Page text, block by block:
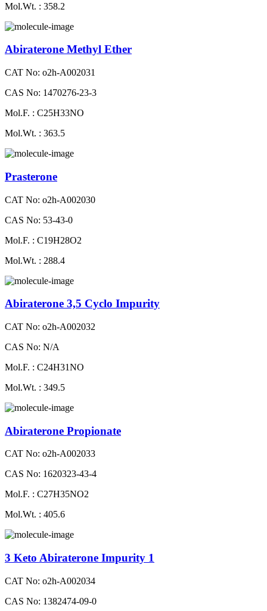
Mol.Wt. : 358.2
Abiraterone Methyl Ether
CAT No: o2h-A002031
CAS No: 1470276-23-3
Mol.F. : C25H33NO
Mol.Wt. : 363.5
Prasterone
CAT No: o2h-A002030
CAS No: 53-43-0
Mol.F. : C19H28O2
Mol.Wt. : 288.4
Abiraterone 3,5 Cyclo Impurity
CAT No: o2h-A002032
CAS No: N/A
Mol.F. : C24H31NO
Mol.Wt. : 349.5
Abiraterone Propionate
CAT No: o2h-A002033
CAS No: 1620323-43-4
Mol.F. : C27H35NO2
Mol.Wt. : 405.6
3 Keto Abiraterone Impurity 1
CAT No: o2h-A002034
CAS No: 1382474-09-0